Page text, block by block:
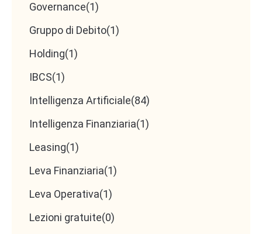
Governance(1)
Gruppo di Debito(1)
Holding(1)
IBCS(1)
Intelligenza Artificiale(84)
Intelligenza Finanziaria(1)
Leasing(1)
Leva Finanziaria(1)
Leva Operativa(1)
Lezioni gratuite(0)